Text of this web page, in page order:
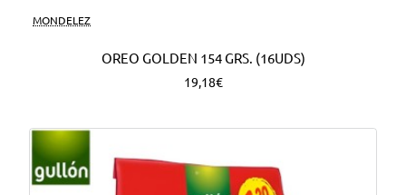
MONDELEZ
OREO GOLDEN 154 GRS. (16UDS)
19,18€